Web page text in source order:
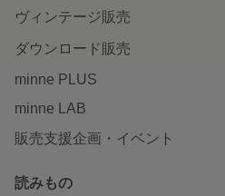
ヴィンテージ販売
ダウンロード販売
minne PLUS
minne LAB
販売支援企画・イベント
読みもの